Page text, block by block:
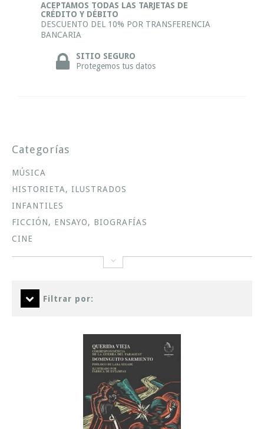
ACEPTAMOS TODAS LAS TARJETAS DE
CRÉDITO Y DÉBITO
DESCUENTO DEL 10% POR TRANSFERENCIA
BANCARIA
SITIO SEGURO
Protegemos tus datos
Categorías
MÚSICA
HISTORIETA, ILUSTRADOS
INFANTILES
FICCIÓN, ENSAYO, BIOGRAFÍAS
CINE
Filtrar por: